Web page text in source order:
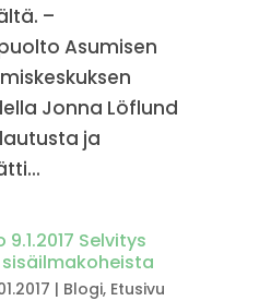
–
Asumisen
Jonna Löflund
ja
Selvitys
| Blogi, Etusivu